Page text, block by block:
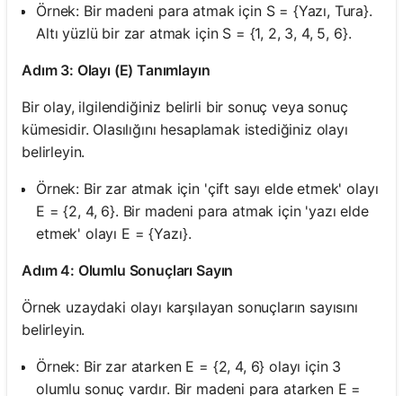
Örnek: Bir madeni para atmak için S = {Yazı, Tura}.
Altı yüzlü bir zar atmak için S = {1, 2, 3, 4, 5, 6}.
Adım 3: Olayı (E) Tanımlayın
Bir olay, ilgilendiğiniz belirli bir sonuç veya sonuç
kümesidir. Olasılığını hesaplamak istediğiniz olayı
belirleyin.
Örnek: Bir zar atmak için 'çift sayı elde etmek' olayı
E = {2, 4, 6}. Bir madeni para atmak için 'yazı elde
etmek' olayı E = {Yazı}.
Adım 4: Olumlu Sonuçları Sayın
Örnek uzaydaki olayı karşılayan sonuçların sayısını
belirleyin.
Örnek: Bir zar atarken E = {2, 4, 6} olayı için 3
olumlu sonuç vardır. Bir madeni para atarken E =